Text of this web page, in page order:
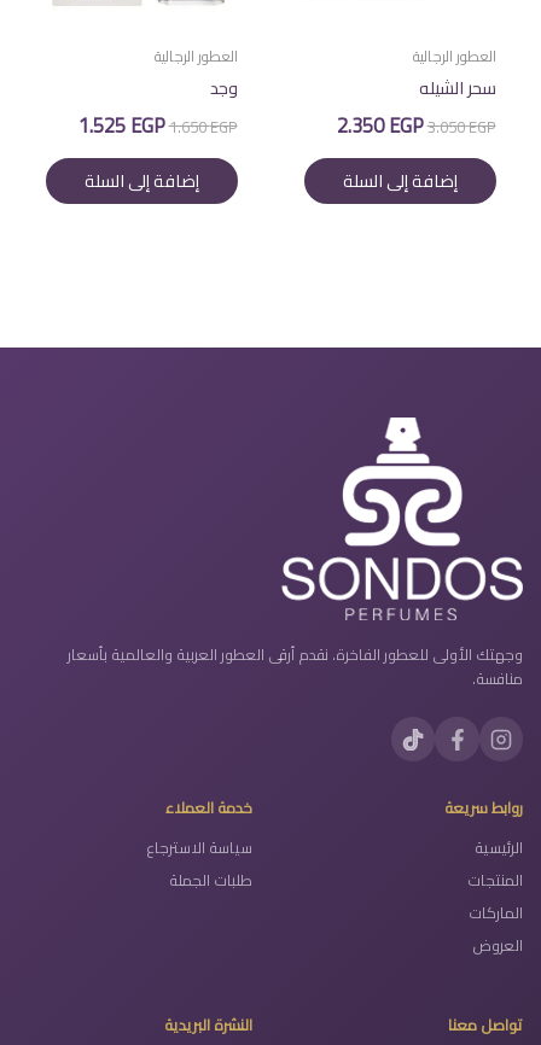
العطور الرجالية
سحر الشيله
3.050EGP السعر
الأصلي
هو:
3.050 EGP.
2.350EGP
هو:
2.350 EGP. إضافة إلى السلة
العطور الرجالية
وجد
1.650EGP السعر
الأصلي
هو:
1.650 EGP.
1.525EGP
هو:
1.525 EGP. إضافة إلى السلة
وجهتك الأولى للعطور الفاخرة. نقدم أرقى العطور العربية والعالمية بأسعار
منافسة.
روابط سريعة
الرئيسية
المنتجات
الماركات
العروض
خدمة العملاء
سياسة الاسترجاع
طلبات الجملة
تواصل معنا النشرة البريدية